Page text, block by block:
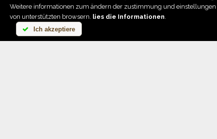
Weitere informationen zum ändern der zustimmung und einstellungen
von unterstützten browsern. lies die Informationen.
Ich akzeptiere